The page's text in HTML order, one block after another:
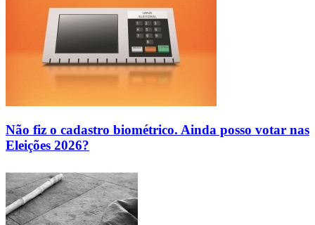
Não fiz o cadastro biométrico. Ainda posso votar nas
Eleições 2026?